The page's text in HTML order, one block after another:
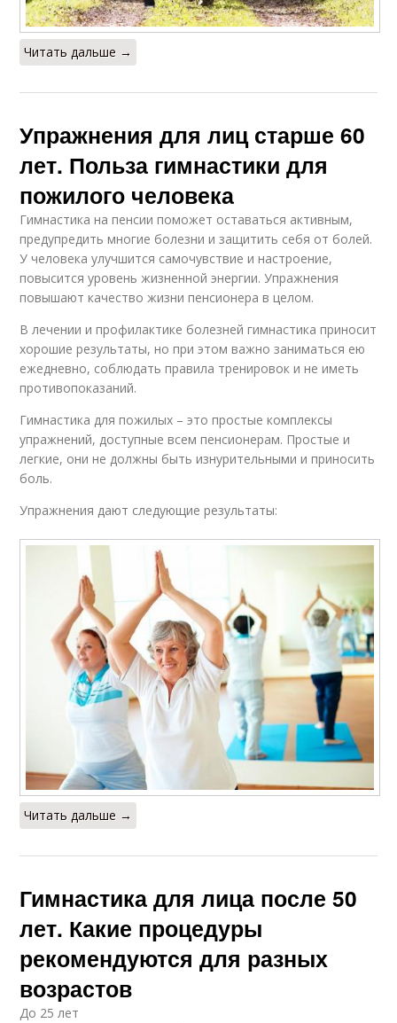
Читать дальше →
Упражнения для лиц старше 60
лет. Польза гимнастики для
пожилого человека
Гимнастика на пенсии поможет оставаться активным,
предупредить многие болезни и защитить себя от болей.
У человека улучшится самочувствие и настроение,
повысится уровень жизненной энергии. Упражнения
повышают качество жизни пенсионера в целом.
В лечении и профилактике болезней гимнастика приносит
хорошие результаты, но при этом важно заниматься ею
ежедневно, соблюдать правила тренировок и не иметь
противопоказаний.
Гимнастика для пожилых – это простые комплексы
упражнений, доступные всем пенсионерам. Простые и
легкие, они не должны быть изнурительными и приносить
боль.
Упражнения дают следующие результаты:
Читать дальше →
Гимнастика для лица после 50
лет. Какие процедуры
рекомендуются для разных
возрастов
До 25 лет